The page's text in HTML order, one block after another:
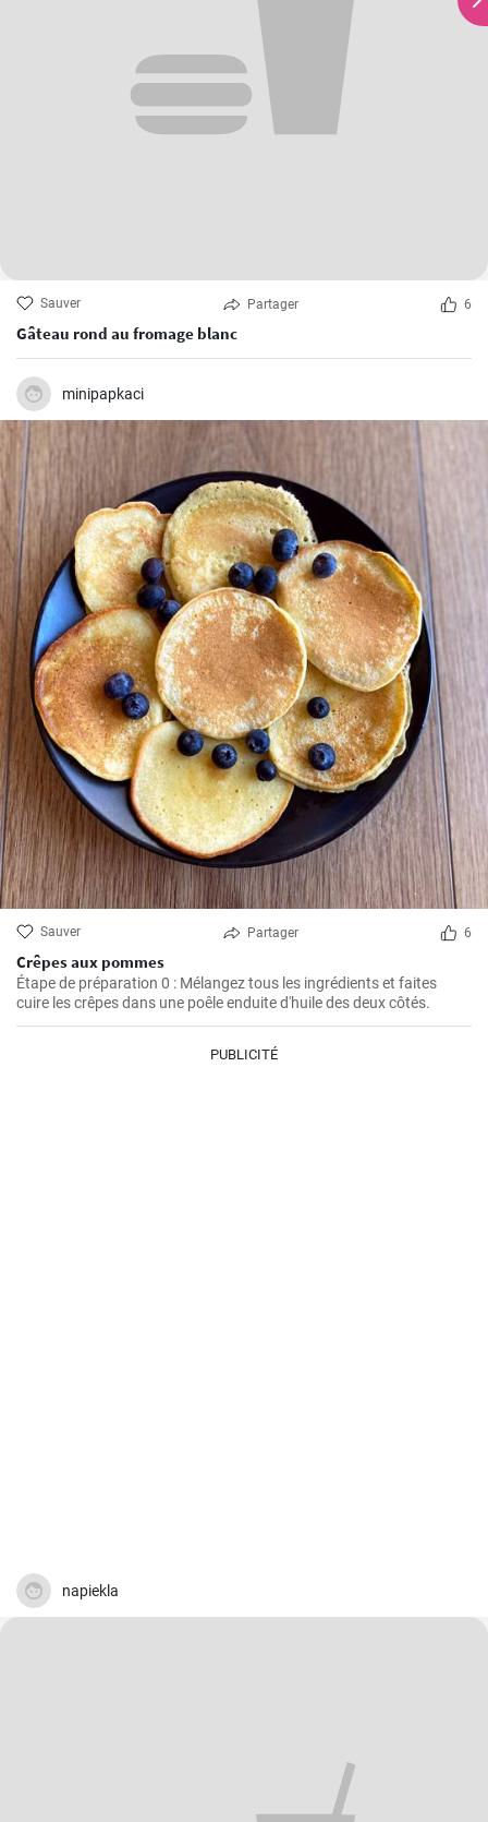
Sauver Partager 6
Gâteau rond au fromage blanc
minipapkaci
Sauver Partager 6
Crêpes aux pommes
Étape de préparation 0 : Mélangez tous les ingrédients et faites
cuire les crêpes dans une poêle enduite d'huile des deux côtés.
PUBLICITÉ
napiekla